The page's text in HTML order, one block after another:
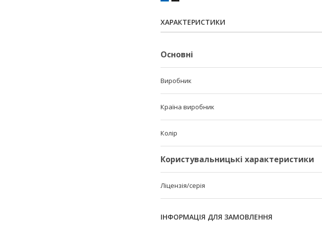
ХАРАКТЕРИСТИКИ
Основні
Виробник
Країна виробник
Колір
Користувальницькі характеристики
Ліцензія/серія
ІНФОРМАЦІЯ ДЛЯ ЗАМОВЛЕННЯ